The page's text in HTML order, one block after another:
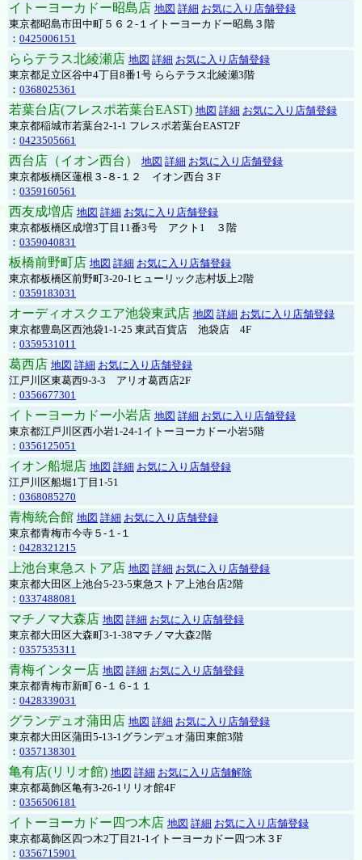
イトーヨーカドー昭島店 地図 詳細 お気に入り店舗登録
東京都昭島市田中町５６２-１イトーヨーカドー昭島３階
： 0425006151
ららテラス北綾瀬店 地図 詳細 お気に入り店舗登録
東京都足立区谷中4丁目8番1号 ららテラス北綾瀬3階
： 0368025361
若葉台店(フレスポ若葉台EAST) 地図 詳細 お気に入り店舗登録
東京都稲城市若葉台2-1-1 フレスポ若葉台EAST2F
： 0423505661
西台店（イオン西台） 地図 詳細 お気に入り店舗登録
東京都板橋区蓮根３-８-１２ イオン西台３F
： 0359160561
西友成増店 地図 詳細 お気に入り店舗登録
東京都板橋区成増3丁目11番3号 アクト1 ３階
： 0359040831
板橋前野町店 地図 詳細 お気に入り店舗登録
東京都板橋区前野町3-20-1ヒューリック志村坂上2階
： 0359183031
オーディオスクエア池袋東武店 地図 詳細 お気に入り店舗登録
東京都豊島区西池袋1-1-25 東武百貨店 池袋店 4F
： 0359531011
葛西店 地図 詳細 お気に入り店舗登録
江戸川区東葛西9-3-3 アリオ葛西店2F
： 0356677301
イトーヨーカドー小岩店 地図 詳細 お気に入り店舗登録
東京都江戸川区西小岩1-24-1イトーヨーカドー小岩5階
： 0356125051
イオン船堀店 地図 詳細 お気に入り店舗登録
江戸川区船堀1丁目1-51
： 0368085270
青梅統合館 地図 詳細 お気に入り店舗登録
東京都青梅市今寺５-１-１
： 0428321215
上池台東急ストア店 地図 詳細 お気に入り店舗登録
東京都大田区上池台5-23-5東急ストア上池台店2階
： 0337488081
マチノマ大森店 地図 詳細 お気に入り店舗登録
東京都大田区大森町3-1-38マチノマ大森2階
： 0357535311
青梅インター店 地図 詳細 お気に入り店舗登録
東京都青梅市新町６-１６-１１
： 0428339031
グランデュオ蒲田店 地図 詳細 お気に入り店舗登録
東京都大田区蒲田5-13-1グランデュオ蒲田東館3階
： 0357138301
亀有店(リリオ館) 地図 詳細 お気に入り店舗解除
東京都葛飾区亀有3-26-1リリオ館4F
： 0356506181
イトーヨーカドー四つ木店 地図 詳細 お気に入り店舗登録
東京都葛飾区四つ木2丁目21-1イトーヨーカドー四つ木３F
： 0356715901